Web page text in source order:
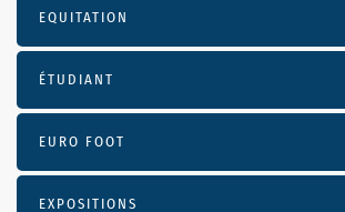
EQUITATION
ÉTUDIANT
EURO FOOT
EXPOSITIONS